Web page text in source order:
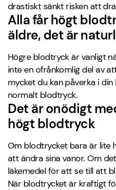
drastiskt sänkt risken att
Alla får högt
äldre, det är
Högre blodtryck är vanligt
inte en ofrånkomlig del av
mycket du kan påverka i
normalt blodtryck.
Det är onödigt
högt blodtryck
Om blodtrycket bara är lite
att ändra sina vanor. Om
läkemedel för att se till att
När blodtrycket är kraftigt